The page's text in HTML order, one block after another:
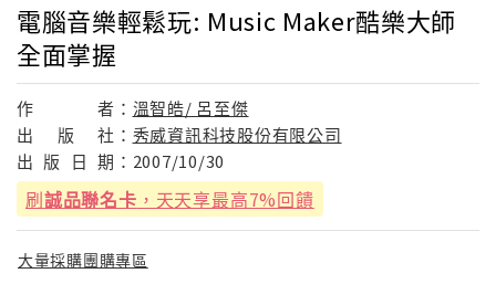
電腦音樂輕鬆玩: Music Maker酷樂大師
全面掌握
作 者： 溫智皓/ 呂至傑
出
版 社： 秀威資訊科技股份有限公司
出 版 日 期： 2007/10/30
刷誠品聯名卡 ，天天享最高7%回饋
大量採購團購專區